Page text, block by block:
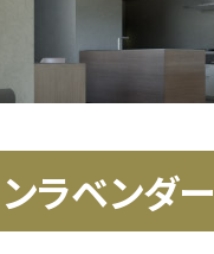
ラベンダー